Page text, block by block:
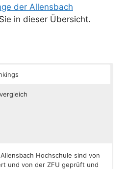
der Allensbach
in dieser Übersicht.
Hochschule sind von
und von der ZFU geprüft und